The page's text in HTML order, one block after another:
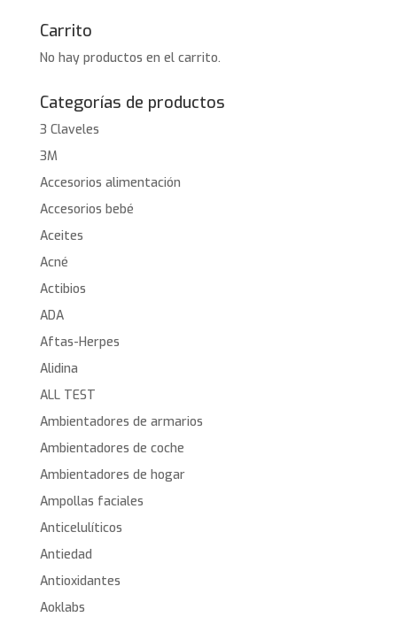
Carrito
No hay productos en el carrito.
Categorías de productos
3 Claveles
3M
Accesorios alimentación
Accesorios bebé
Aceites
Acné
Actibios
ADA
Aftas-Herpes
Alidina
ALL TEST
Ambientadores de armarios
Ambientadores de coche
Ambientadores de hogar
Ampollas faciales
Anticelulíticos
Antiedad
Antioxidantes
Aoklabs